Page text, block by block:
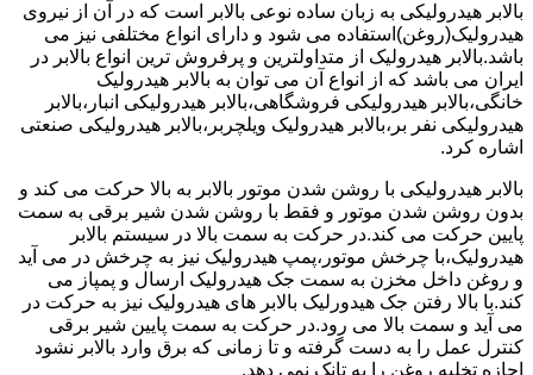
بالابر هیدرولیکی به زبان ساده نوعی بالابر است که در آن از نیروی
هیدرولیک(روغن)استفاده می شود و دارای انواع مختلفی نیز می
باشد.بالابر هیدرولیک از متداولترین و پرفروش ترین انواع بالابر در
ایران می باشد که از انواع آن می توان به بالابر هیدرولیک
خانگی،بالابر هیدرولیکی فروشگاهی،بالابر هیدرولیکی انبار،بالابر
هیدرولیکی نفر بر،بالابر هیدرولیک ویلچربر،بالابر هیدرولیکی صنعتی
اشاره کرد.
بالابر هیدرولیکی با روشن شدن موتور بالابر به بالا حرکت می کند و
بدون روشن شدن موتور و فقط با روشن شدن شیر برقی به سمت
پایین حرکت می کند.در حرکت به سمت بالا در سیستم بالابر
هیدرولیک،با چرخش موتور،پمپ هیدرولیک نیز به چرخش در می آید
و روغن داخل مخزن به سمت جک هیدرولیک ارسال و پمپاز می
کند.با بالا رفتن جک هیدورلیک بالابر های هیدرولیک نیز به حرکت در
می آید و سمت بالا می رود.در حرکت به سمت پایین شیر برقی
کنترل عمل را به دست گرفته و تا زمانی که برق وارد بالابر نشود
اجازه تخلیه روغن را به تانک نمی دهد.